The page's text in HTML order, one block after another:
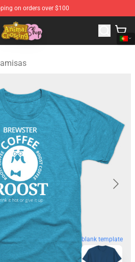
on orders over $100
- Official Animal Crossing
blank template